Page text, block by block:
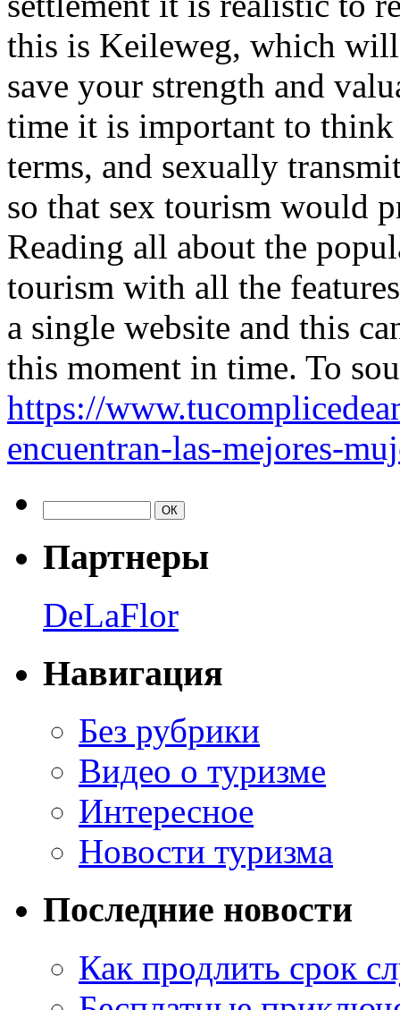
this is Keileweg, which
save your strength and
time it is important to
terms, and sexually
so that sex tourism would
Reading all about the
tourism with all the
a single website and this
this moment in time. To
https://
encuentran-las-mejores-
Партнеры
DeLaFlor
Навигация
Без рубрики
Видео о туризме
Интересное
Новости туризма
Последние новости
Как продлить срок